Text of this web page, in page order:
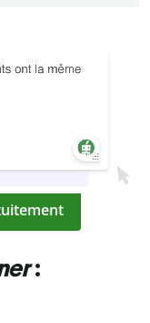
: